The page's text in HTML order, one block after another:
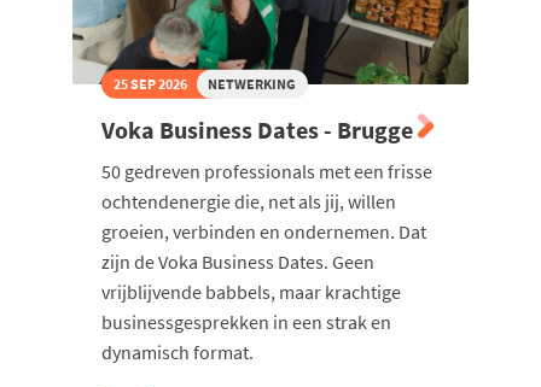
25 SEP 2026 NETWERKING
Voka Business Dates - Brugge
50 gedreven professionals met een frisse
ochtendenergie die, net als jij, willen
groeien, verbinden en ondernemen. Dat
zijn de Voka Business Dates. Geen
vrijblijvende babbels, maar krachtige
businessgesprekken in een strak en
dynamisch format.